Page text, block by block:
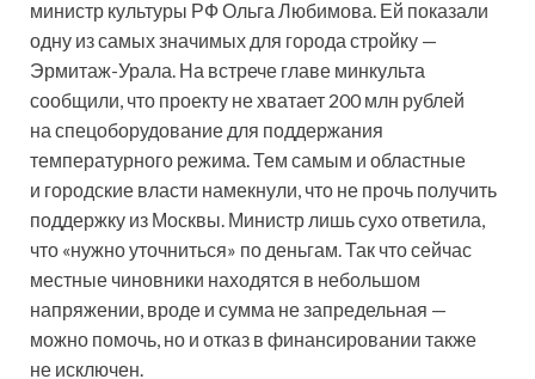
министр культуры РФ Ольга Любимова. Ей показали
одну из самых значимых для города стройку —
Эрмитаж-Урала. На встрече главе минкульта
сообщили, что проекту не хватает 200 млн рублей
на спецоборудование для поддержания
температурного режима. Тем самым и областные
и городские власти намекнули, что не прочь получить
поддержку из Москвы. Министр лишь сухо ответила,
что «нужно уточниться» по деньгам. Так что сейчас
местные чиновники находятся в небольшом
напряжении, вроде и сумма не запредельная —
можно помочь, но и отказ в финансировании также
не исключен.